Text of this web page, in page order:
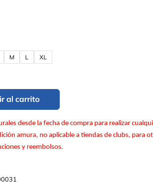
M L XL
al carrito
desde la fecha de compra para realizar
amura, no aplicable a tiendas de clubs, para
y reembolsos.